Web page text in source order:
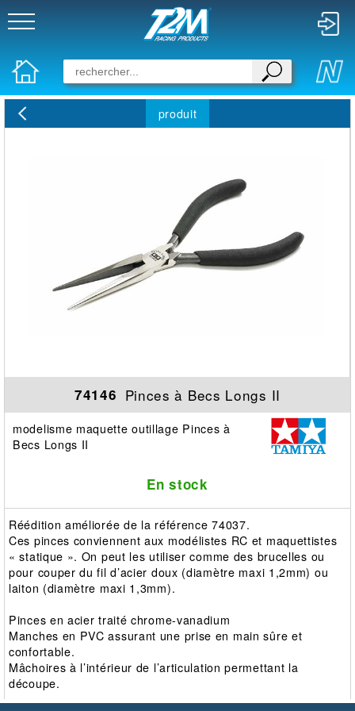
produit
74146 Pinces à Becs Longs II
modelisme maquette outillage Pinces à
Becs Longs II
En stock
Réédition améliorée de la référence 74037.
Ces pinces conviennent aux modélistes RC et maquettistes
« statique ». On peut les utiliser comme des brucelles ou
pour couper du fil d’acier doux (diamètre maxi 1,2mm) ou
laiton (diamètre maxi 1,3mm).
Pinces en acier traité chrome-vanadium
Manches en PVC assurant une prise en main sûre et
confortable.
Mâchoires à l’intérieur de l’articulation permettant la
découpe.